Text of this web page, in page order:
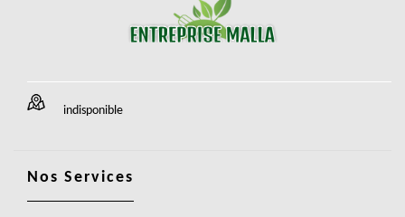
indisponible
Nos Services